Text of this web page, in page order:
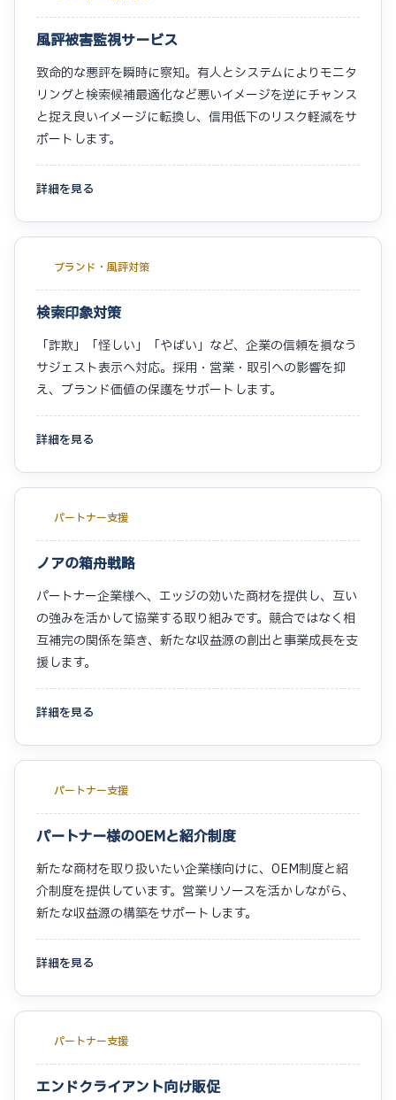
風評被害監視サービス
致命的な悪評を瞬時に察知。有人とシステムによりモニタ
リングと検索候補最適化など悪いイメージを逆にチャンス
と捉え良いイメージに転換し、信用低下のリスク軽減をサ
ポートします。
詳細を見る
ブランド・風評対策
検索印象対策
「詐欺」「怪しい」「やばい」など、企業の信頼を損なう
サジェスト表示へ対応。採用・営業・取引への影響を抑
え、ブランド価値の保護をサポートします。
詳細を見る
パートナー支援
ノアの箱舟戦略
パートナー企業様へ、エッジの効いた商材を提供し、互い
の強みを活かして協業する取り組みです。競合ではなく相
互補完の関係を築き、新たな収益源の創出と事業成長を支
援します。
詳細を見る
パートナー支援
パートナー様のOEMと紹介制度
新たな商材を取り扱いたい企業様向けに、OEM制度と紹
介制度を提供しています。営業リソースを活かしながら、
新たな収益源の構築をサポートします。
詳細を見る
パートナー支援
エンドクライアント向け販促